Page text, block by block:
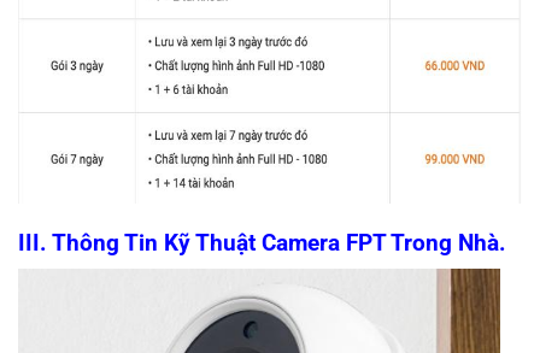
III. Thông Tin Kỹ Thuật Camera FPT Trong Nhà.